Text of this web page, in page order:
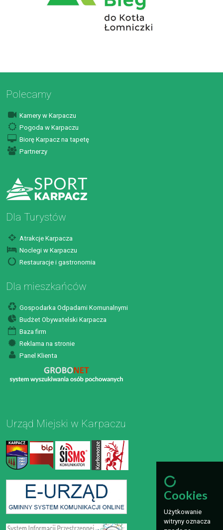
Polecamy
Kamery w Karpaczu
Pogoda w Karpaczu
Biorę Karpacz na tapetę
Partnerzy
Dla Turystów
Atrakcje Karpacza
Noclegi w Karpaczu
Restauracje i gastronomia
Dla mieszkańców
Gospodarka Odpadami Komunalnymi
Budżet Obywatelski Karpacza
Baza firm
Reklama na stronie
Panel Klienta
Urząd Miejski w Karpaczu
Cookies
Użytkowanie
witryny oznacza